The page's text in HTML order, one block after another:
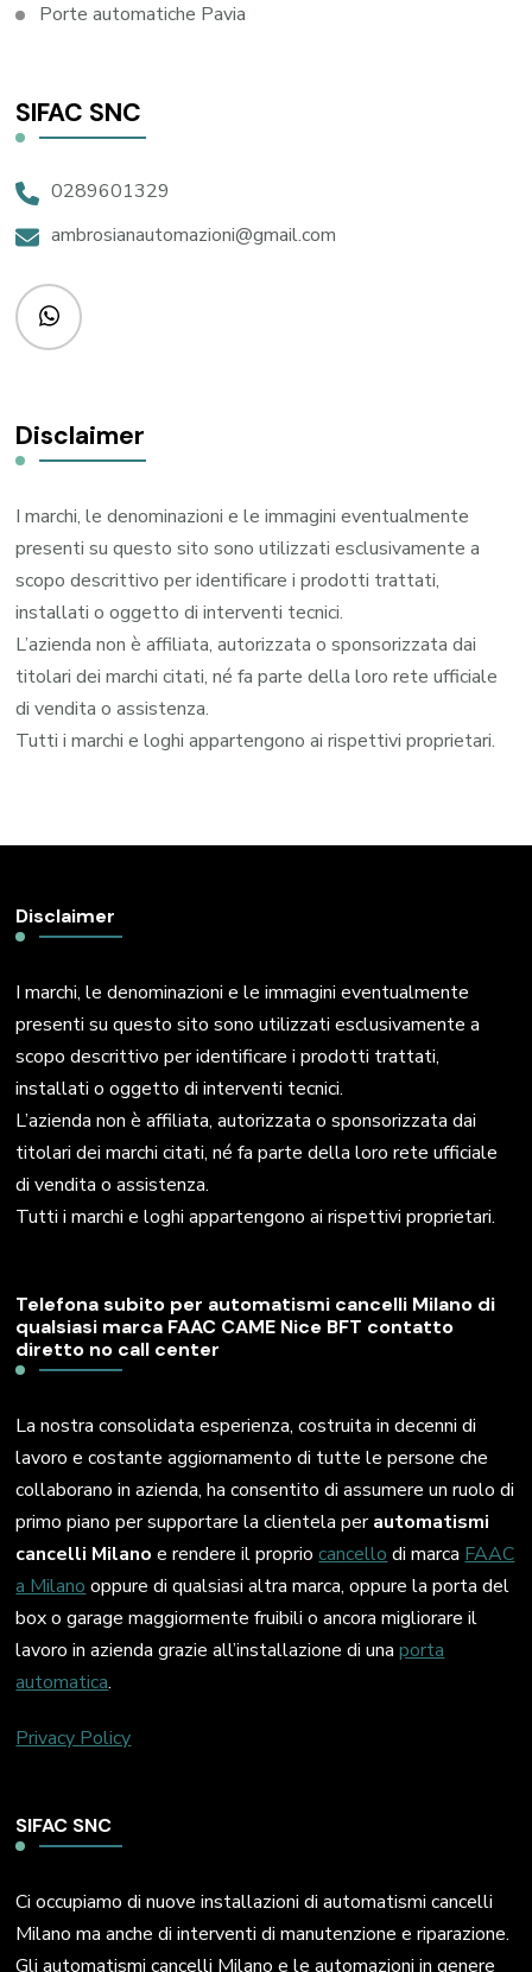
Porte automatiche Pavia
SIFAC SNC
0289601329
ambrosianautomazioni@gmail.com
Disclaimer
I marchi, le denominazioni e le immagini eventualmente
presenti su questo sito sono utilizzati esclusivamente a
scopo descrittivo per identificare i prodotti trattati,
installati o oggetto di interventi tecnici.
L’azienda non è affiliata, autorizzata o sponsorizzata dai
titolari dei marchi citati, né fa parte della loro rete ufficiale
di vendita o assistenza.
Tutti i marchi e loghi appartengono ai rispettivi proprietari.
Disclaimer
I marchi, le denominazioni e le immagini eventualmente
presenti su questo sito sono utilizzati esclusivamente a
scopo descrittivo per identificare i prodotti trattati,
installati o oggetto di interventi tecnici.
L’azienda non è affiliata, autorizzata o sponsorizzata dai
titolari dei marchi citati, né fa parte della loro rete ufficiale
di vendita o assistenza.
Tutti i marchi e loghi appartengono ai rispettivi proprietari.
Telefona subito per automatismi cancelli Milano di
qualsiasi marca FAAC CAME Nice BFT contatto
diretto no call center
La nostra consolidata esperienza, costruita in decenni di
lavoro e costante aggiornamento di tutte le persone che
collaborano in azienda, ha consentito di assumere un ruolo di
primo piano per supportare la clientela perautomatismi
cancelli Milano e rendere il propriocancello di marca FAAC
a Milano oppure di qualsiasi altra marca, oppure la porta del
box o garage maggiormente fruibili o ancora migliorare il
lavoro in azienda grazie all’installazione di unaporta
automatica.
Privacy Policy
SIFAC SNC
Ci occupiamo di nuove installazioni di automatismi cancelli
Milano ma anche di interventi di manutenzione e riparazione.
Gli automatismi cancelli Milano e le automazioni in genere